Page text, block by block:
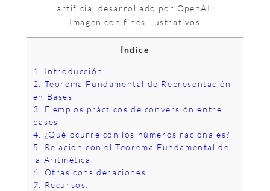
artificial desarrollado por OpenAI.
Imagen con fines ilustrativos
Índice
1.
Introducción
2.
Teorema Fundamental de Representación
en Bases
3.
Ejemplos prácticos de conversión entre
bases
4.
¿Qué ocurre con los números racionales?
5.
Relación con el Teorema Fundamental de
la Aritmética
6.
Otras consideraciones
7.
Recursos: